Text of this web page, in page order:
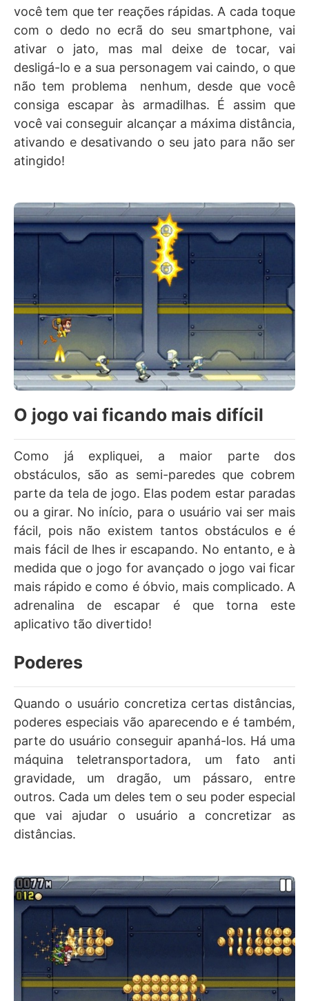
você tem que ter reações rápidas. A cada toque
com o dedo no ecrã do seu smartphone, vai
ativar o jato, mas mal deixe de tocar, vai
desligá-lo e a sua personagem vai caindo, o que
não tem problema nenhum, desde que você
consiga escapar às armadilhas. É assim que
você vai conseguir alcançar a máxima distância,
ativando e desativando o seu jato para não ser
atingido!
O jogo vai ficando mais difícil
Como já expliquei, a maior parte dos
obstáculos, são as semi-paredes que cobrem
parte da tela de jogo. Elas podem estar paradas
ou a girar. No início, para o usuário vai ser mais
fácil, pois não existem tantos obstáculos e é
mais fácil de lhes ir escapando. No entanto, e à
medida que o jogo for avançado o jogo vai ficar
mais rápido e como é óbvio, mais complicado. A
adrenalina de escapar é que torna este
aplicativo tão divertido!
Poderes
Quando o usuário concretiza certas distâncias,
poderes especiais vão aparecendo e é também,
parte do usuário conseguir apanhá-los. Há uma
máquina teletransportadora, um fato anti
gravidade, um dragão, um pássaro, entre
outros. Cada um deles tem o seu poder especial
que vai ajudar o usuário a concretizar as
distâncias.